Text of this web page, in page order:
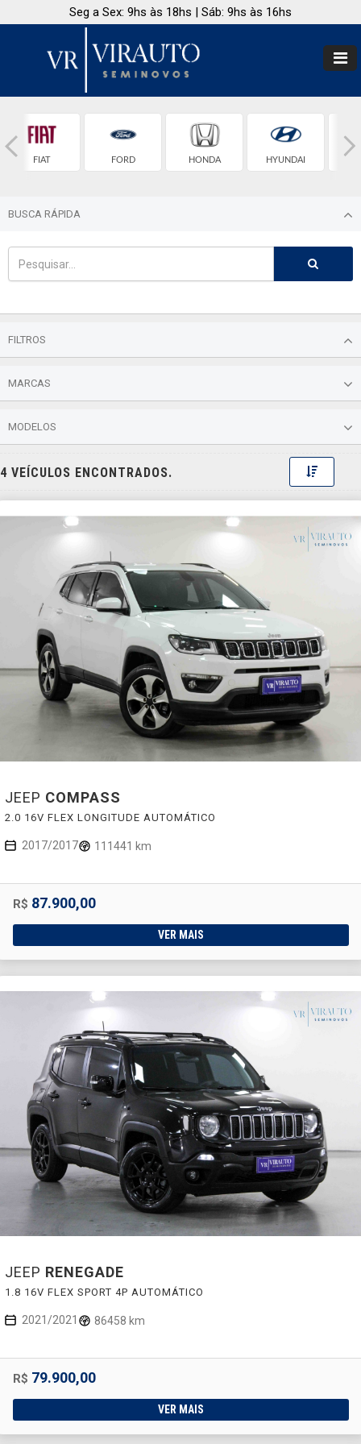
Seg a Sex: 9hs às 18hs | Sáb: 9hs às 16hs
FIAT FORD HONDA HYUNDAI
BUSCA RÁPIDA
FILTROS
MARCAS
MODELOS
4 VEÍCULOS ENCONTRADOS. Toggle
JEEP COMPASS
2.0 16V FLEX LONGITUDE AUTOMÁTICO
2017/2017 111441 km
R$ 87.900,00
VER MAIS
JEEP RENEGADE
1.8 16V FLEX SPORT 4P AUTOMÁTICO
2021/2021 86458 km
R$ 79.900,00
VER MAIS